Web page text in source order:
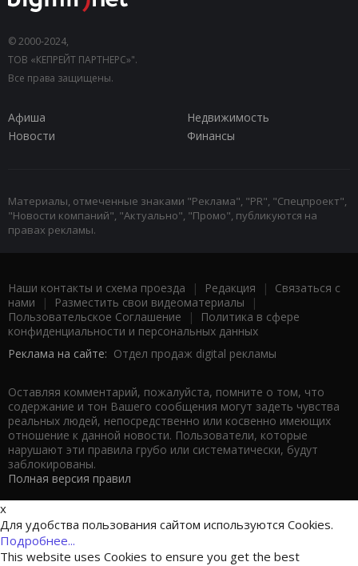
© 2000-2024,
ТОВ «КЕПРЕЙТ ПАРТНЕРС»".
Все права защищены.
Афиша
Недвижимость
Новости
Финансы
Материалы, отмеченные знаками "Реклама", "PR", "Спецпроект",
"Новости компаний", "Актуально", "Промо", публикуются на
правах рекламы.
Наши контакты и схема проезда | Редакция | Связаться с
нами | Разместить свои видеоматериалы |
Пользовательское Соглашение |
Политика в сфере
конфиденциальности и персональных данных
Реклама на сайте: Отдел продаж digital рекламы
Оставляя комментарий, пожалуйста, помните о том, что
содержание и тон Вашего сообщения могут задеть чувства
реальных людей, непосредственно или косвенно имеющих
отношение к данной новости. Пользователи, которые
нарушают эти правила грубо или систематически, будут
заблокированы.
Полная версия правил
x
Для удобства пользования сайтом используются Cookies.
Подробнее...
This website uses Cookies to ensure you get the best